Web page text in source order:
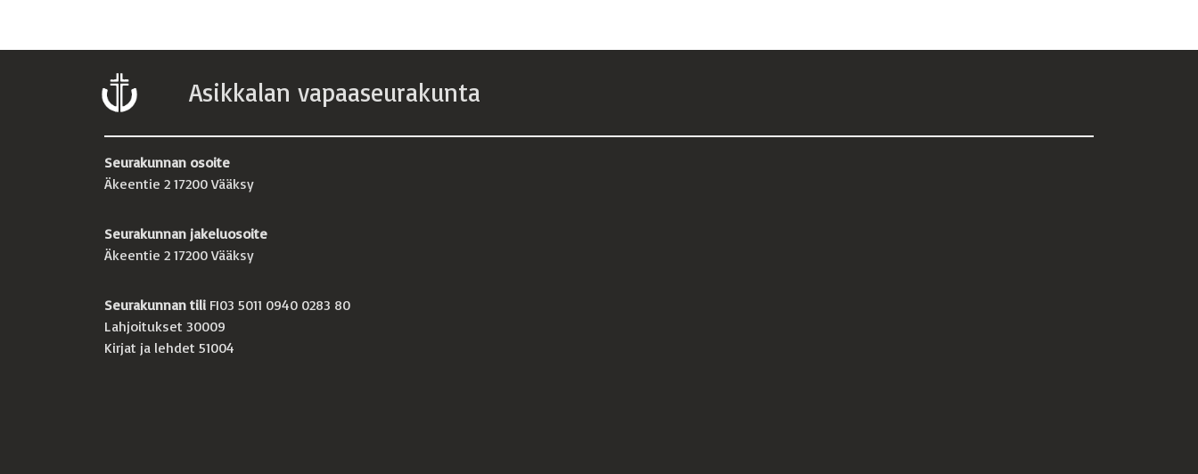
Asikkalan vapaaseurakunta
Seurakunnan osoite
Äkeentie 2 17200 Vääksy
Seurakunnan jakeluosoite
Äkeentie 2 17200 Vääksy
Seurakunnan tili FI03 5011 0940 0283 80
Lahjoitukset 30009
Kirjat ja lehdet 51004